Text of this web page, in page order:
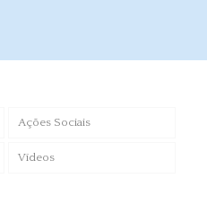
Ações Sociais
Vídeos